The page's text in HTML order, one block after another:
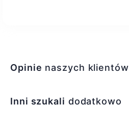
Opinie naszych klientów
Inni szukali dodatkowo